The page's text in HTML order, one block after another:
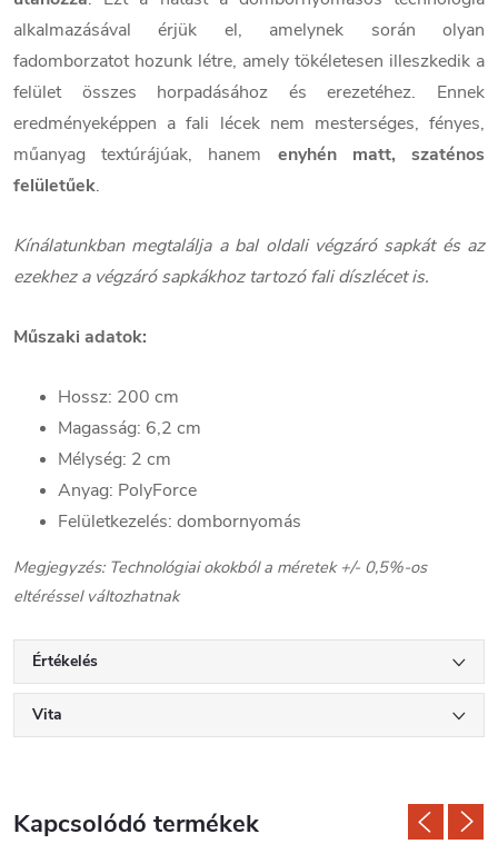
alkalmazásával érjük el, amelynek során olyan
fadomborzatot hozunk létre, amely tökéletesen illeszkedik a
felület összes horpadásához és erezetéhez. Ennek
eredményeképpen a fali lécek nem mesterséges, fényes,
műanyag textúrájúak, hanem enyhén matt, szaténos
felületűek.
Kínálatunkban megtalálja a bal oldali végzáró sapkát és az
ezekhez a végzáró sapkákhoz tartozó fali díszlécet is.
Műszaki adatok:
Hossz: 200 cm
Magasság: 6,2 cm
Mélység: 2 cm
Anyag: PolyForce
Felületkezelés: dombornyomás
Megjegyzés: Technológiai okokból a méretek +/- 0,5%-os
eltéréssel változhatnak
Értékelés
Vita
Kapcsolódó termékek